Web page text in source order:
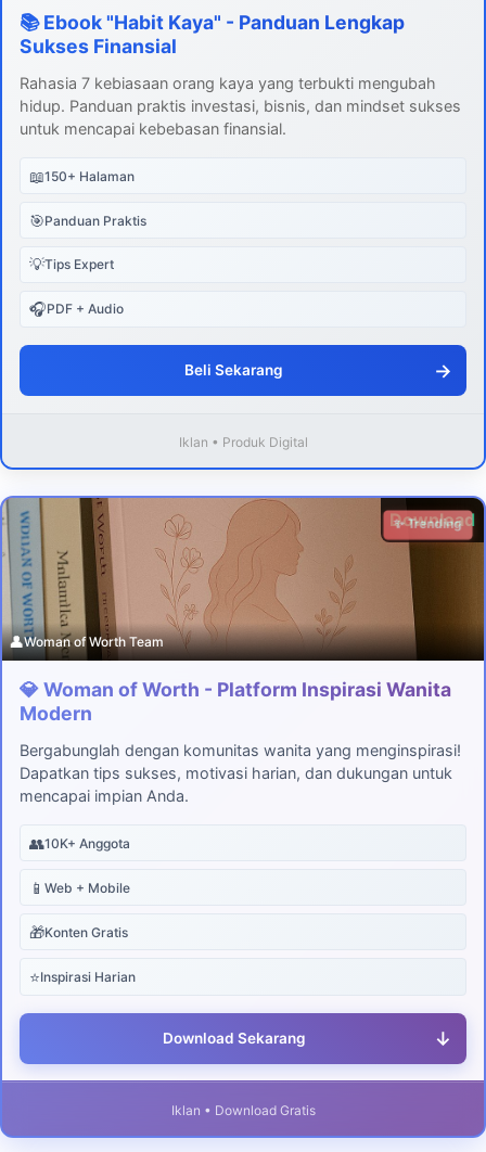
📚 Ebook "Habit Kaya" - Panduan Lengkap
Sukses Finansial
Rahasia 7 kebiasaan orang kaya yang terbukti mengubah
hidup. Panduan praktis investasi, bisnis, dan mindset sukses
untuk mencapai kebebasan finansial.
📖150+ Halaman
🎯Panduan Praktis
💡Tips Expert
🎧PDF + Audio
Beli Sekarang →
Iklan • Produk Digital
Download
✨ Trending
👤Woman of Worth Team
💎 Woman of Worth - Platform Inspirasi Wanita
Modern
Bergabunglah dengan komunitas wanita yang menginspirasi!
Dapatkan tips sukses, motivasi harian, dan dukungan untuk
mencapai impian Anda.
👥10K+ Anggota
📱 Web + Mobile
🎁Konten Gratis
⭐Inspirasi Harian
Download Sekarang ↓
Iklan • Download Gratis